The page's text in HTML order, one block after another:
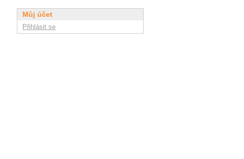
Můj účet
Přihlásit se